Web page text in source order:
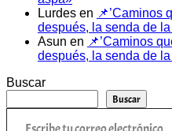
Lurdes en 📌’Caminos
después, la senda de
Asun en 📌’Caminos
después, la senda de
Buscar
Buscar
Escribe tu correo electrónico…